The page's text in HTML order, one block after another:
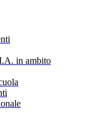
in ambito